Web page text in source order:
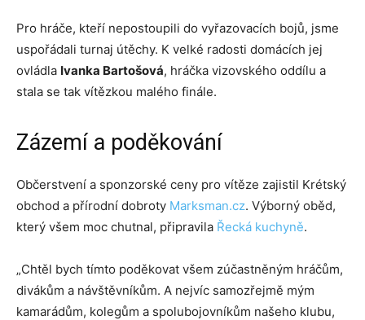
Pro hráče, kteří nepostoupili do vyřazovacích bojů, jsme
uspořádali turnaj útěchy. K velké radosti domácích jej
ovládla Ivanka Bartošová, hráčka vizovského oddílu a
stala se tak vítězkou malého finále.
Zázemí a poděkování
Občerstvení a sponzorské ceny pro vítěze zajistil Krétský
obchod a přírodní dobroty Marksman.cz. Výborný oběd,
který všem moc chutnal, připravila Řecká kuchyně.
„Chtěl bych tímto poděkovat všem zúčastněným hráčům,
divákům a návštěvníkům. A nejvíc samozřejmě mým
kamarádům, kolegům a spolubojovníkům našeho klubu,